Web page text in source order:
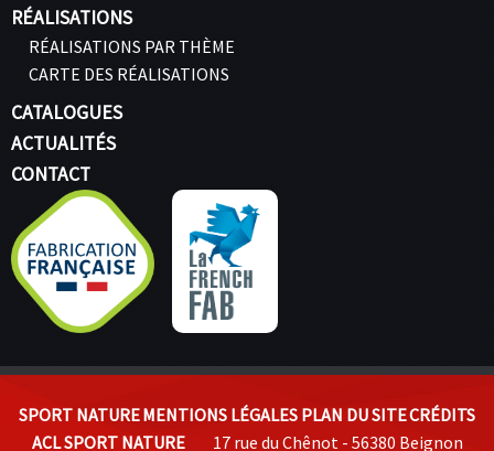
RÉALISATIONS
RÉALISATIONS PAR THÈME
CARTE DES RÉALISATIONS
CATALOGUES
ACTUALITÉS
CONTACT
SPORT NATUREMENTIONS LÉGALES PLAN DU SITECRÉDITS
ACL SPORT NATURE
17 rue du Chênot - 56380 Beignon